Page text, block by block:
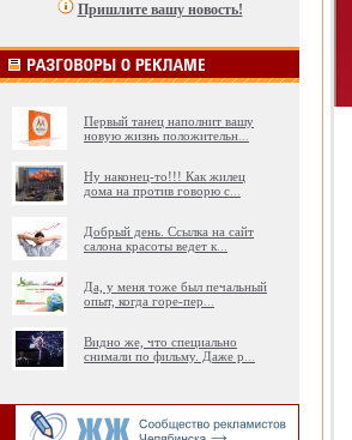
Пришлите вашу новость!
Первый танец наполнит вашу
новую жизнь положительн
Ну наконец-то!!! Как жилец
дома на против говорю с
Добрый день. Ссылка на сайт
салона красоты ведет к
Да, у меня тоже был печальный
опыт, когда горе-пер
Видно же, что специально
снимали по фильму. Даже р